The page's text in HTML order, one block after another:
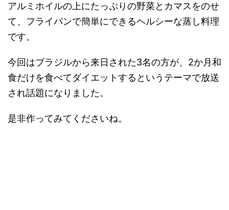
アルミホイルの上にたっぷりの野菜とカマスをのせ
て、フライパンで簡単にできるヘルシーな蒸し料理
です。
今回はブラジルから来日された3名の方が、2か月和
食だけを食べてダイエットするというテーマで放送
され話題になりました。
是非作ってみてくださいね。